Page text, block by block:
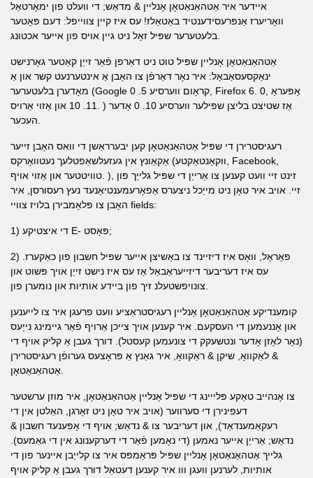
איידער איר אַטהאַנאַטאָן אָנליין & מדאַש; די וועלט פון ימאָרטאַל
וואָריערז אַנפּרעסידענטיד באַטאַלז! עס איז קיין צווייפל: דעם פּאָטער
אַטהאַנאַטאָן אָנליין שפּיל טוט ניט דאַרפן פֿאַר זייַן קאַטער גאָרנישט
ינאַקסעסאַבאַל: איר נאָר דאַרפֿן צו האָבן אַ אינטערנעט קשר און אַ
מאָדערן בלעטערער (Google קראָום ווערסיע 5. 0, Firefox 6. 0, אָפּעראַ
11. 10 און אַזוי אַרויס. ) אַז שטיצט בליצן שפּילער ווערסיע 10. 0 אָדער
רעגיסטרירן די שפּיל אַטהאַנאַטאָן קען יבערראַשן די וואס האָבן זייער
אַקאַונץ אין געזעלשאַפטלעך נעטוואָרקס (ווקאָנטאַקטע, Facebook,
טוויטטער און אַזוי אויף. ), זינט זיי וועט קענען צו אַרייַן די שפּיל גלייַך פון
זיי. אויב איר טאָן ניט מייַכל ניצערס אַפאָרעמענטיאָנעד נעץ רעסורסן, איר
האָבן צו פּלאָמבירן בלויז צוויי fields:
1) די איצטיקע E- פּאָסט;
2) פּאַראָל, וואָס איז דיזיינד צו באַשיצן אייער שפּיל חשבון פון כאַקערז.
עס איז דעריבער דיזייעראַבאַל אַז עס איז נישט זייַן אויך פּשוט און
קומענדיקע אַטהאַנאַטאָן אָנליין רעגיסטראַציע וועט פרעגן איר צו לייענען
און אָננעמען די העסקעם. איר קענען אויך צייכן אַרויף פֿאַר גיימינג נייַעס
(נאָר לאָזן אָדער ונטשעקק די צונעמען קעסטל). דורך געבן אַ קליק אויף די
& לאַקוואָ, שיקן & ראַקוואָ, איר גאַנץ אַ פּראָצעס גערופֿן רעגיסטרירן
צו אָנהייב טאַקע פּלייינג די שפּיל אָנליין אַטהאַנאַטאָן, איר מוזן ערשטער
דעפינירן די סערווער (אויב איר טאָן ניט זאָרגן, האַלטן אין די
רעקאַמענדאַד), און דעריבער צו & נדאַש; אויף די אָפּענעד חשבון &
נדאַש; אַרייַן אייער נאמען (די נאָמען פֿאַר די דערקענונג אין די גאַמעס).
גלייך אַטהאַנאַטאָן אָנליין שפּיל פּראַמפּס איר צו קלייַבן איינער פון די
אותיות, לערנען וועגן ווו איר קענען דעטאַל דורך געבן אַ קליק אויף